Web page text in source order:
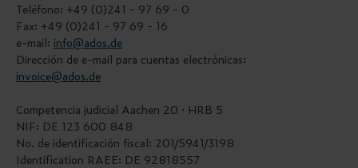
Teléfono: +49 (0)241 - 97 69 - 0
Fax: +49 (0)241 - 97 69 - 16
e-mail: info@ados.de
Dirección de e-mail para cuentas electrónicas:
invoice@ados.de
Competencia judicial Aachen 20 · HRB 5
NIF: DE 123 600 848
No. de identificación fiscal: 201/5941/3198
Identification RAEE: DE 92818557